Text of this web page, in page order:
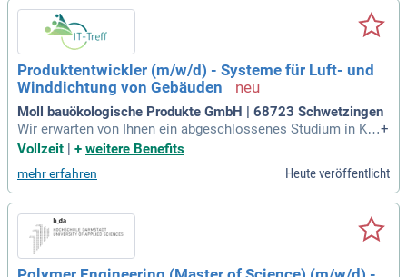
Produktentwickler (m/w/d) - Systeme für Luft- und
Winddichtung von Gebäuden
Moll bauökologische Produkte GmbH | 68723 Schwetzingen
Wir erwarten von Ihnen ein abgeschlossenes Studium in Ku
nststofftechnik, Verfahrenstechnik oder Baustoffingenieurw
+
Vollzeit | + weitere Benefits
mehr erfahren Heute veröffentlicht